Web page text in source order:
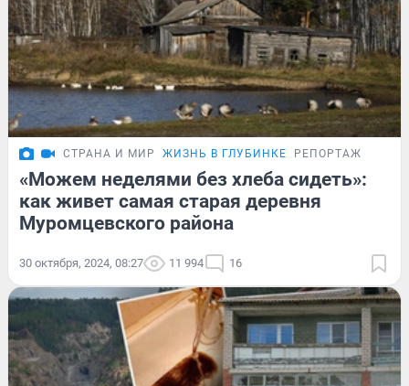
СТРАНА И МИР ЖИЗНЬ В ГЛУБИНКЕ РЕПОРТАЖ
«Можем неделями без хлеба сидеть»:
как живет самая старая деревня
Муромцевского района
30 октября, 2024, 08:27 11 994 16